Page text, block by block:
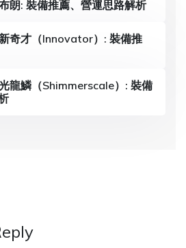
朗: 裝備推薦、營運思路解析
奇才（Innovator）: 裝備推
龍鱗（Shimmerscale）: 裝備